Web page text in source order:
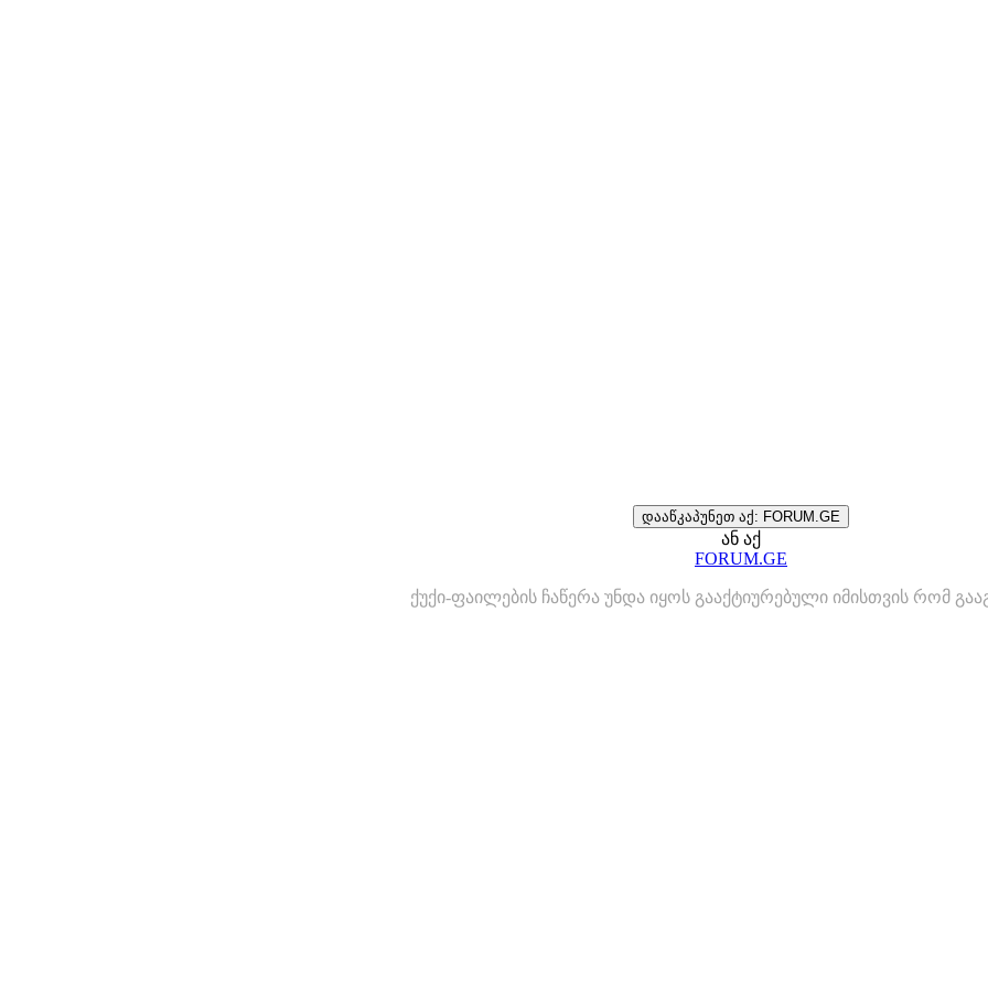
დააწკაპუნეთ აქ: FORUM.GE
ან აქ
FORUM.GE
ქუქი-ფაილების ჩაწერა უნდა იყოს გააქტიურებული იმისთვის რომ